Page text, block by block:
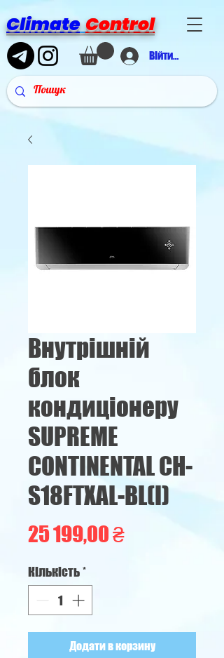
Climate Control
Війти в аккаунт
Внутрішній
блок
кондиціонеру
SUPREME
CONTINENTAL CH-
S18FTXAL-BL(I)
25 199,00 ₴Ціна
Кількість*
Додати в корзину